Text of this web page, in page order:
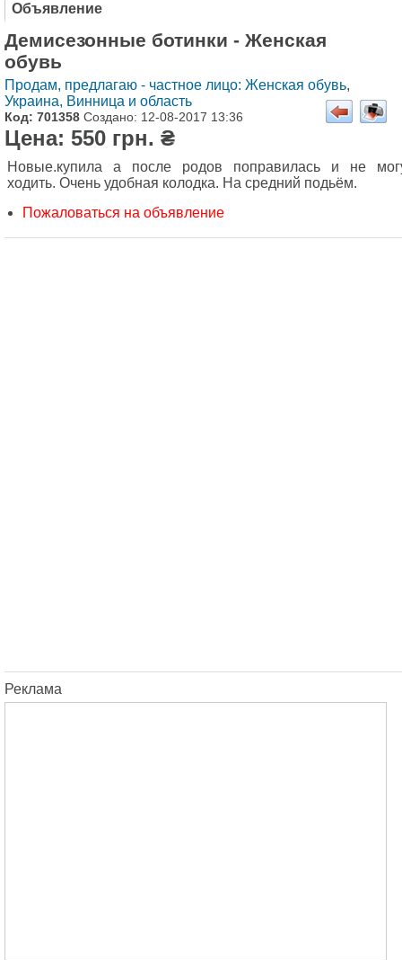
Объявление
Демисезонные ботинки - Женская
обувь
Продам, предлагаю - частное лицо: Женская обувь,
Украина, Винница и область
Код: 701358 Создано: 12-08-2017 13:36
Цена: 550 грн. ₴
Новые.купила а после родов поправилась и не
ходить. Очень удобная колодка. На средний подьём.
Пожаловаться на объявление
Реклама